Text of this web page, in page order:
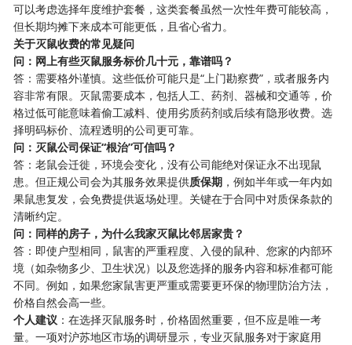
可以考虑选择年度维护套餐，这类套餐虽然一次性年费可能较高，
但长期均摊下来成本可能更低，且省心省力。
​关于灭鼠收费的常见疑问​
​问：网上有些灭鼠服务标价几十元，靠谱吗？​
答：需要格外谨慎。这些低价可能只是“上门勘察费”，或者服务内
容非常有限。灭鼠需要成本，包括人工、药剂、器械和交通等，价
格过低可能意味着偷工减料、使用劣质药剂或后续有隐形收费。选
择明码标价、流程透明的公司更可靠。
​问：灭鼠公司保证“根治”可信吗？​
答：老鼠会迁徙，环境会变化，没有公司能绝对保证永不出现鼠
患。但正规公司会为其服务效果提供​​质保期​ ​，例如半年或一年内如
果鼠患复发，会免费提供返场处理。关键在于合同中对质保条款的
清晰约定。
​问：同样的房子，为什么我家灭鼠比邻居家贵？​
答：即使户型相同，鼠害的严重程度、入侵的鼠种、您家的内部环
境（如杂物多少、卫生状况）以及您选择的服务内容和标准都可能
不同。例如，如果您家鼠害更严重或需要更环保的物理防治方法，
价格自然会高一些。
​个人建议​ ​：在选择灭鼠服务时，价格固然重要，但不应是唯一考
量。一项对沪苏地区市场的调研显示，专业灭鼠服务对于家庭用